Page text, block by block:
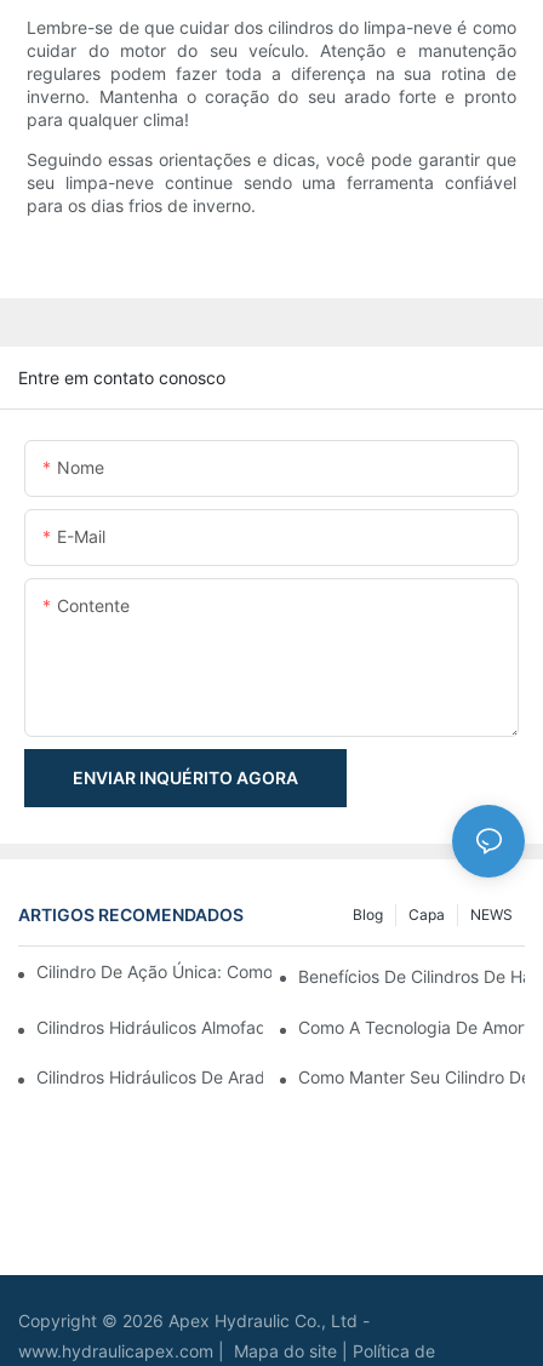
Lembre-se de que cuidar dos cilindros do limpa-neve é ​​como
cuidar do motor do seu veículo. Atenção e manutenção
regulares podem fazer toda a diferença na sua rotina de
inverno. Mantenha o coração do seu arado forte e pronto
para qualquer clima!
Seguindo essas orientações e dicas, você pode garantir que
seu limpa-neve continue sendo uma ferramenta confiável
para os dias frios de inverno.
Entre em contato conosco
Nome
E-Mail
Contente
ENVIAR INQUÉRITO AGORA
ARTIGOS RECOMENDADOS NEWS
Capa
Blog
Cilindro De Ação Única: Como Funciona & Aplicações Comuns
Benefícios De Cilindros De
Cilindros Hidráulicos Almofadados: Reduzindo O Impacto &
Como A Tecnologia De
Cilindros Hidráulicos De Arado De Neve: Principais Recursos
Como Manter Seu Cilindro De
Copyright © 2026 Apex Hydraulic Co., Ltd -
www.hydraulicapex.com | Mapa do site Política de